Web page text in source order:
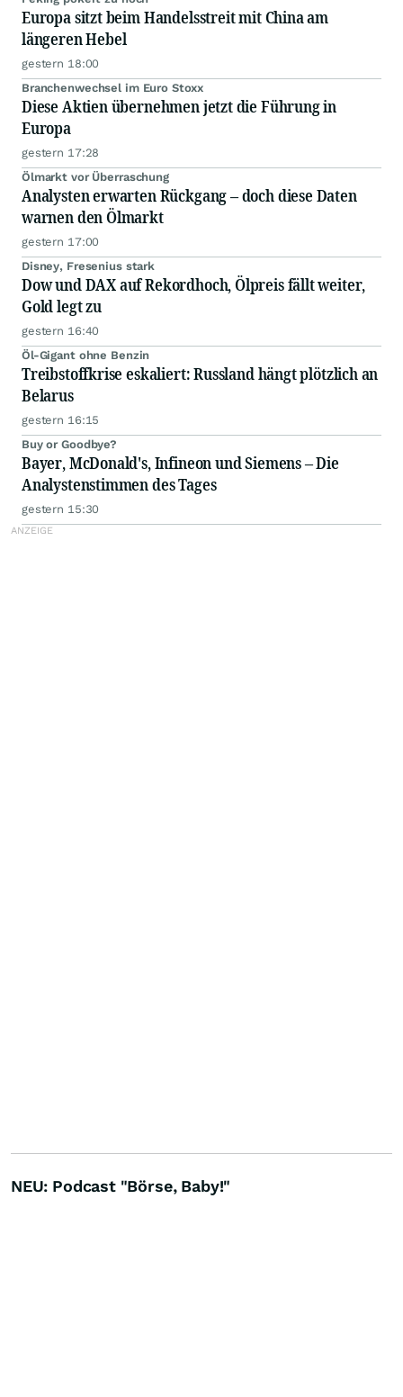
Europa sitzt beim Handelsstreit mit China am
längeren Hebel
gestern 18:00
Branchenwechsel im Euro Stoxx
Diese Aktien übernehmen jetzt die Führung in
Europa
gestern 17:28
Ölmarkt vor Überraschung
Analysten erwarten Rückgang – doch diese Daten
warnen den Ölmarkt
gestern 17:00
Disney, Fresenius stark
Dow und DAX auf Rekordhoch, Ölpreis fällt weiter,
Gold legt zu
gestern 16:40
Öl-Gigant ohne Benzin
Treibstoffkrise eskaliert: Russland hängt plötzlich an
Belarus
gestern 16:15
Buy or Goodbye?
Bayer, McDonald's, Infineon und Siemens – Die
Analystenstimmen des Tages
gestern 15:30
NEU: Podcast "Börse, Baby!"